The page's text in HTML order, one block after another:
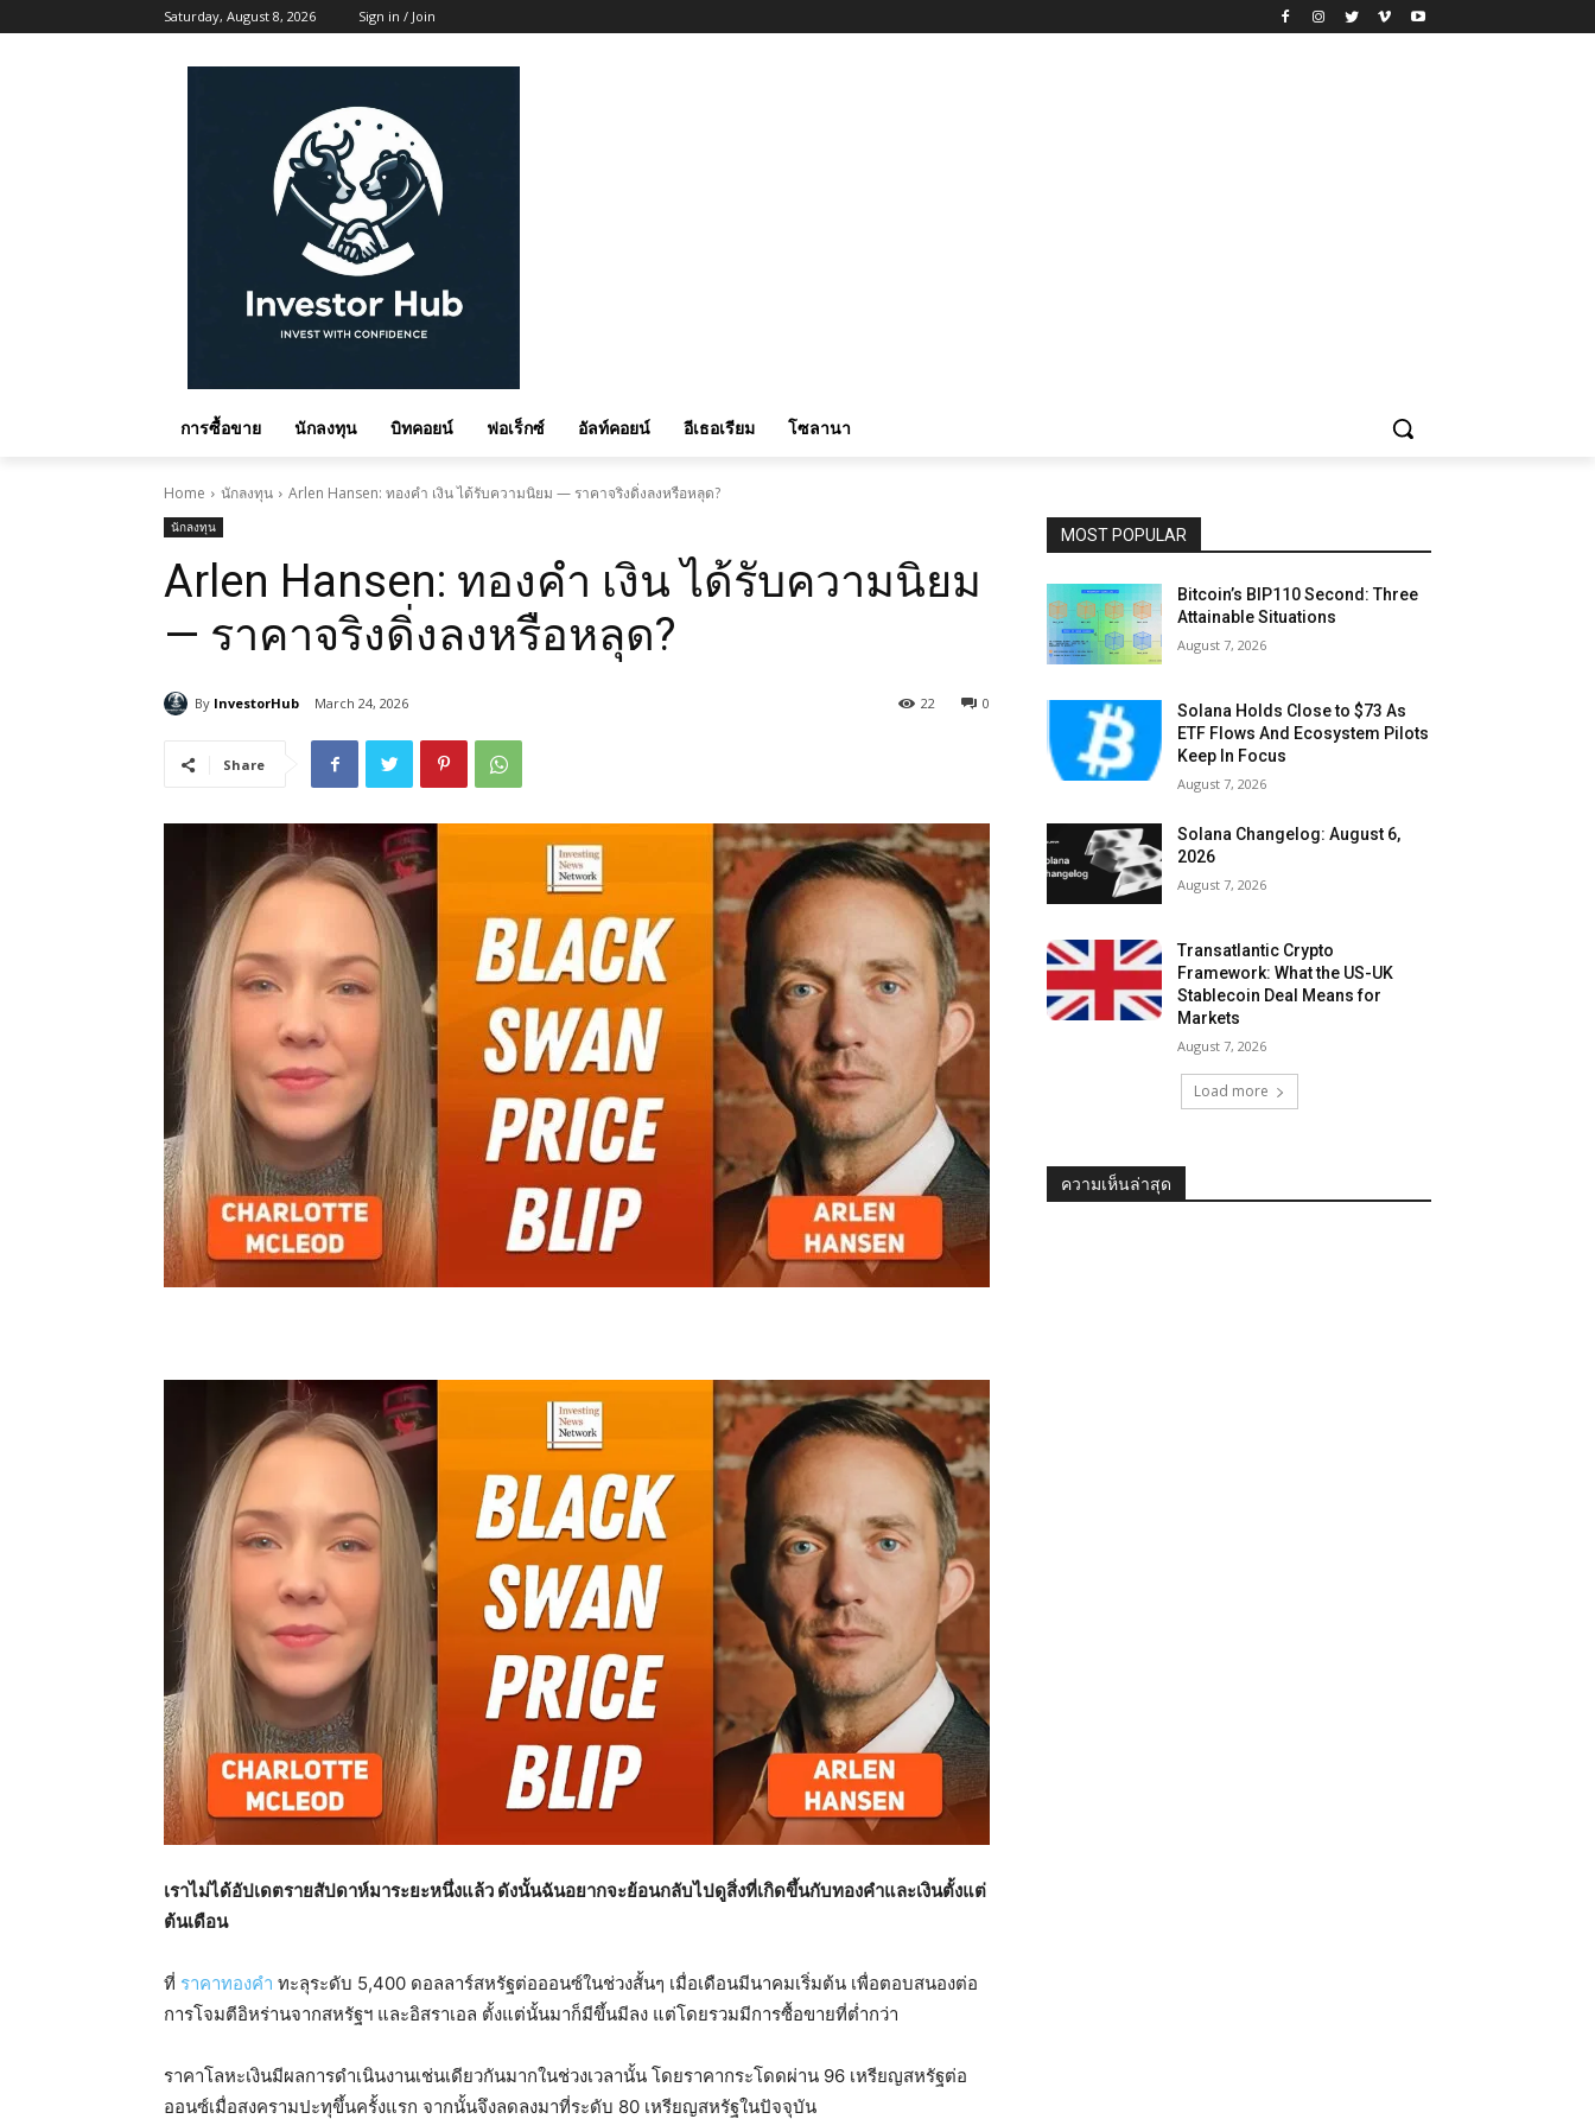
Saturday, August 8, 2026 Sign in / Join
การซื้อขาย นักลงทุน บิทคอยน์ ฟอเร็กซ์ อัลท์คอยน์ อีเธอเรียม โซลานา
Home นักลงทุน Arlen Hansen: ทองคำ เงิน ได้รับความนิยม — ราคาจริงดิ่งลงหรือหลุด?
นักลงทุน
Arlen Hansen: ทองคำ เงิน ได้รับความนิยม
— ราคาจริงดิ่งลงหรือหลุด?
By InvestorHub March 24, 2026 0
22
Share
เราไม่ได้อัปเดตรายสัปดาห์มาระยะหนึ่งแล้ว ดังนั้นฉันอยากจะย้อนกลับไปดูสิ่งที่เกิดขึ้นกับทองคำและเงินตั้งแต่
ต้นเดือน
ที่ ราคาทองคำ ทะลุระดับ 5,400 ดอลลาร์สหรัฐต่อออนซ์ในช่วงสั้นๆ เมื่อเดือนมีนาคมเริ่มต้น เพื่อตอบสนองต่อ
การโจมตีอิหร่านจากสหรัฐฯ และอิสราเอล ตั้งแต่นั้นมาก็มีขึ้นมีลง แต่โดยรวมมีการซื้อขายที่ต่ำกว่า
ราคาโลหะเงินมีผลการดำเนินงานเช่นเดียวกันมากในช่วงเวลานั้น โดยราคากระโดดผ่าน 96 เหรียญสหรัฐต่อ
ออนซ์เมื่อสงครามปะทุขึ้นครั้งแรก จากนั้นจึงลดลงมาที่ระดับ 80 เหรียญสหรัฐในปัจจุบัน
MOST POPULAR
Bitcoin’s BIP110 Second: Three
Attainable Situations
August 7, 2026
Solana Holds Close to $73 As
ETF Flows And Ecosystem Pilots
Keep In Focus
August 7, 2026
Solana Changelog: August 6,
2026
August 7, 2026
Transatlantic Crypto
Framework: What the US-UK
Stablecoin Deal Means for
Markets
August 7, 2026
Load more
ความเห็นล่าสุด